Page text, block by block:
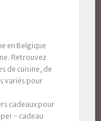
en Belgique
Retrouvez
de cuisine, de
variés pour
cadeaux pour
- cadeau